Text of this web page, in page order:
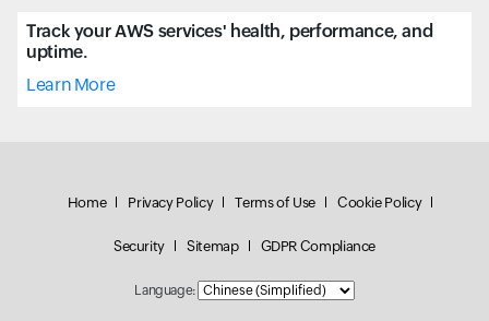
Track your AWS services' health, performance, and
uptime.
Learn More
Home Privacy Policy Terms of Use Cookie Policy
Security Sitemap GDPR Compliance
Language: